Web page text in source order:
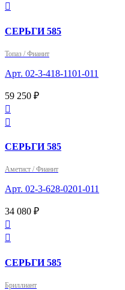

СЕРЬГИ 585
Топаз / Фианит
Арт. 02-3-418-1101-011
59 250 ₽


СЕРЬГИ 585
Аметист / Фианит
Арт. 02-3-628-0201-011
34 080 ₽


СЕРЬГИ 585
Бриллиант